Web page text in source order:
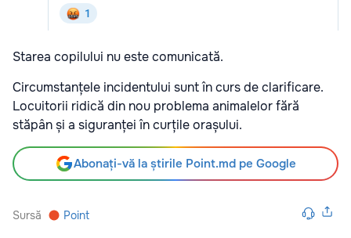
Starea copilului nu este comunicată.
Circumstanțele incidentului sunt în curs de clarificare.
Locuitorii ridică din nou problema animalelor fără
stăpân și a siguranței în curțile orașului.
Abonați-vă la știrile Point.md pe Google
Sursă Point